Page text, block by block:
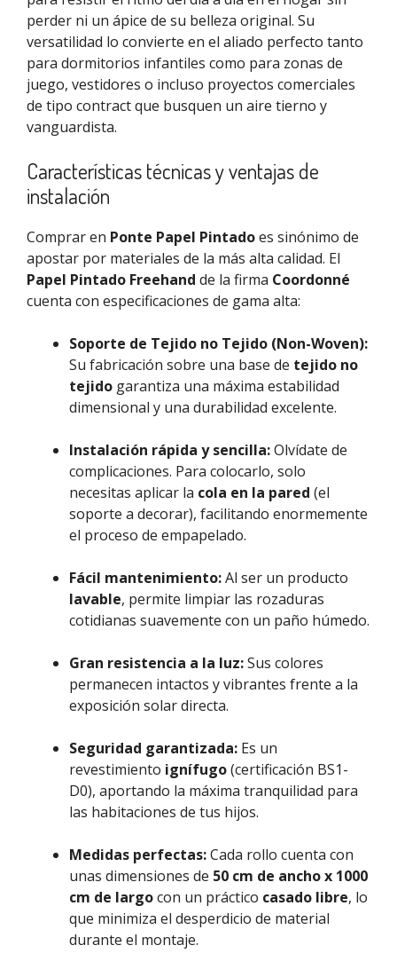
perder ni un ápice de su belleza original. Su
versatilidad lo convierte en el aliado perfecto tanto
para dormitorios infantiles como para zonas de
juego, vestidores o incluso proyectos comerciales
de tipo contract que busquen un aire tierno y
vanguardista.
Características técnicas y ventajas de
instalación
Comprar en Ponte Papel Pintadoes sinónimo de
apostar por materiales de la más alta calidad. El
Papel Pintado Freehand de la firma Coordonné
cuenta con especificaciones de gama alta:
Soporte de Tejido no Tejido (Non-Woven):
Su fabricación sobre una base de tejido no
tejido garantiza una máxima estabilidad
dimensional y una durabilidad excelente.
Instalación rápida y sencilla:Olvídate de
complicaciones. Para colocarlo, solo
necesitas aplicar la cola en la pared (el
soporte a decorar), facilitando enormemente
el proceso de empapelado.
Fácil mantenimiento:Al ser un producto
lavable, permite limpiar las rozaduras
cotidianas suavemente con un paño húmedo.
Gran resistencia a la luz:Sus colores
permanecen intactos y vibrantes frente a la
exposición solar directa.
Seguridad garantizada: Es un
revestimiento ignífugo(certificación BS1-
D0), aportando la máxima tranquilidad para
las habitaciones de tus hijos.
Medidas perfectas:Cada rollo cuenta con
unas dimensiones de 50 cm de ancho x 1000
cm de largocon un práctico casado libre, lo
que minimiza el desperdicio de material
durante el montaje.